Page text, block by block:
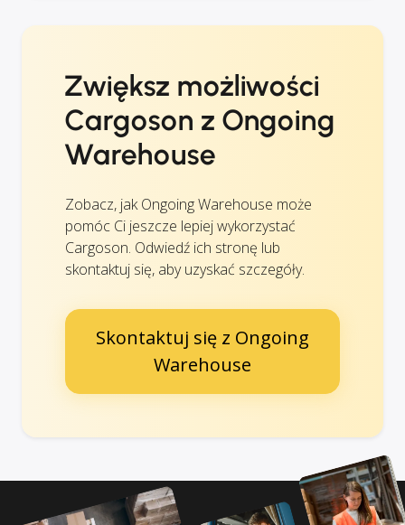
Zwiększ możliwości
Cargoson z Ongoing
Warehouse
Zobacz, jak Ongoing Warehouse może
pomóc Ci jeszcze lepiej wykorzystać
Cargoson. Odwiedź ich stronę lub
skontaktuj się, aby uzyskać szczegóły.
Skontaktuj się z Ongoing
Warehouse